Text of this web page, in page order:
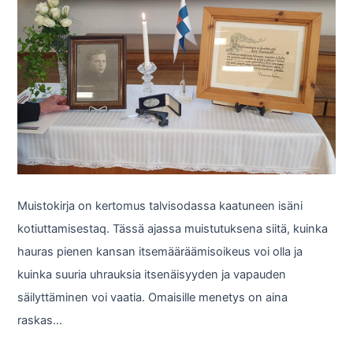
Muistokirja on kertomus talvisodassa kaatuneen isäni
kotiuttamisestaq. Tässä ajassa muistutuksena siitä, kuinka
hauras pienen kansan itsemääräämisoikeus voi olla ja
kuinka suuria uhrauksia itsenäisyyden ja vapauden
säilyttäminen voi vaatia. Omaisille menetys on aina
raskas…